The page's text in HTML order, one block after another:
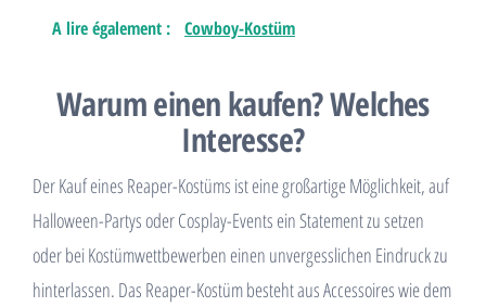
A lire également : Cowboy-Kostüm
Warum einen kaufen? Welches
Interesse?
Der Kauf eines Reaper-Kostüms ist eine großartige Möglichkeit, auf
Halloween-Partys oder Cosplay-Events ein Statement zu setzen
oder bei Kostümwettbewerben einen unvergesslichen Eindruck zu
hinterlassen. Das Reaper-Kostüm besteht aus Accessoires wie dem